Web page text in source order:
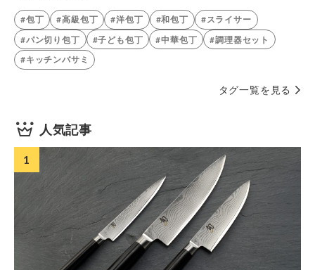
#包丁 #高級包丁 #洋包丁 #和包丁
#スライサー
#パン切り包丁
#子ども包丁 #中華包丁
#調理器セット
#キッチンバサミ
タグ一覧を見る
人気記事
1